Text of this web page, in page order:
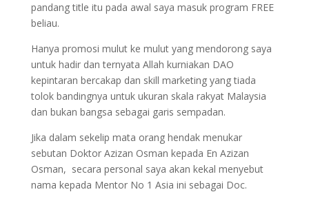
pandang title itu pada awal saya masuk program FREE
beliau.
Hanya promosi mulut ke mulut yang mendorong saya
untuk hadir dan ternyata Allah kurniakan DAO
kepintaran bercakap dan skill marketing yang tiada
tolok bandingnya untuk ukuran skala rakyat Malaysia
dan bukan bangsa sebagai garis sempadan.
Jika dalam sekelip mata orang hendak menukar
sebutan Doktor Azizan Osman kepada En Azizan
Osman, secara personal saya akan kekal menyebut
nama kepada Mentor No 1 Asia ini sebagai Doc.